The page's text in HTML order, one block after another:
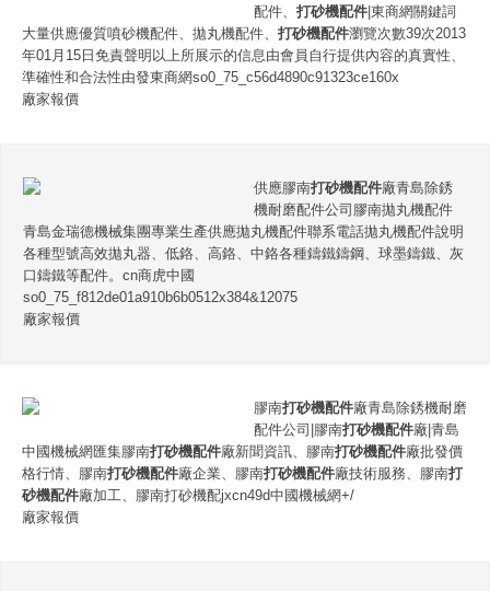
配件、打砂機配件 |東商網關鍵詞
大量供應優質噴砂機配件、拋丸機配件、 打砂機配件瀏覽次數39次2013
年01月15日免責聲明以上所展示的信息由會員自行提供內容的真實性、
準確性和合法性由發東商網so0_75_c56d4890c91323ce160x
廠家報價
供應膠南打砂機配件廠青島除銹
機耐磨配件公司膠南拋丸機配件
青島金瑞德機械集團專業生產供應拋丸機配件聯系電話拋丸機配件說明
各種型號高效拋丸器、低鉻、高鉻、中鉻各種鑄鐵鑄鋼、球墨鑄鐵、灰
口鑄鐵等配件。cn商虎中國
so0_75_f812de01a910b6b0512x384&12075
廠家報價
膠南打砂機配件廠青島除銹機耐磨
配件公司|膠南打砂機配件廠|青島
中國機械網匯集膠南打砂機配件廠新聞資訊、膠南打砂機配件廠批發價
格行情、膠南打砂機配件廠企業、膠南打砂機配件廠技術服務、膠南打
砂機配件廠加工、膠南打砂機配jxcn49d中國機械網+/
廠家報價